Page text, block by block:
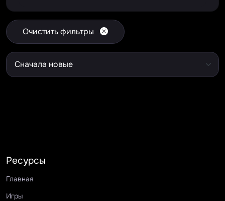
Очистить фильтры
Ресурсы
Главная
Игры